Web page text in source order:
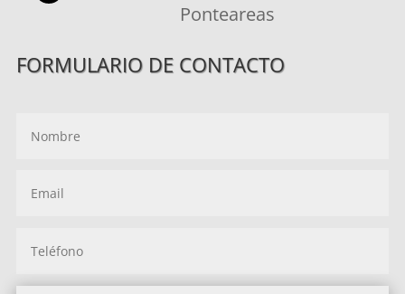
Ponteareas
FORMULARIO DE CONTACTO